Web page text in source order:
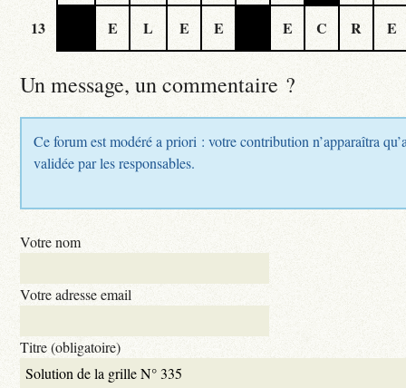
13 E L E E E C R E
Un message, un commentaire ?
Ce forum est modéré a priori : votre contribution n’apparaîtra
validée par les responsables.
Votre nom
Votre adresse email
Titre (obligatoire)